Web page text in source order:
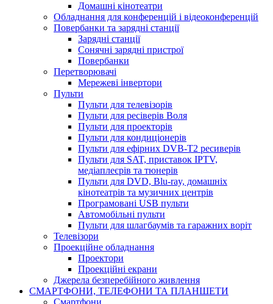
Домашні кінотеатри
Обладнання для конференцій і відеоконференцій
Повербанки та зарядні станції
Зарядні станції
Сонячні зарядні пристрої
Повербанки
Перетворювачі
Мережеві інвертори
Пульти
Пульти для телевізорів
Пульти для ресіверів Воля
Пульти для проекторів
Пульти для кондиціонерів
Пульти для ефірних DVB-T2 ресиверів
Пульти для SAT, приставок IPTV,
медіаплеєрів та тюнерів
Пульти для DVD, Blu-ray, домашніх
кінотеатрів та музичних центрів
Програмовані USB пульти
Автомобільні пульти
Пульти для шлагбаумів та гаражних воріт
Телевізори
Проекційне обладнання
Проектори
Проекційні екрани
Джерела безперебійного живлення
СМАРТФОНИ, ТЕЛЕФОНИ ТА ПЛАНШЕТИ
Смартфони